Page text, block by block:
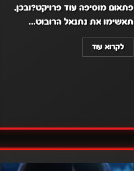
פתאום מוסיפה עוד פרויקט?ובכן,
תאשימו את נתנאל הרובוט...
לקרוא עוד